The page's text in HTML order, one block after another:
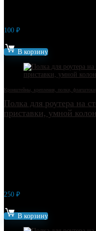
100 ₽
В корзину
Кронштейны, крепления, полки, флагштоки
Полка для роутера на
приставки, умной
250 ₽
В корзину